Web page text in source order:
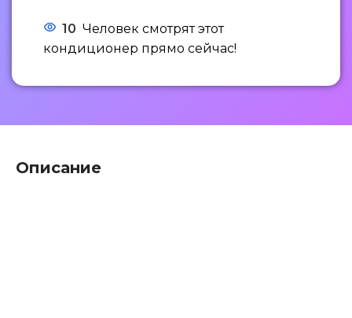
10 Человек смотрят этот
кондиционер прямо сейчас!
Описание